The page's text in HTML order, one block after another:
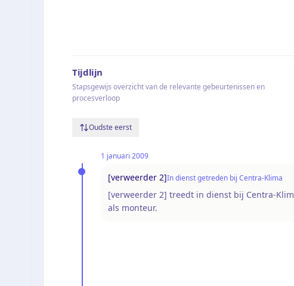
Tijdlijn
Stapsgewijs overzicht van de relevante gebeurtenissen en
procesverloop
Oudste eerst
1 januari 2009
[verweerder 2]In dienst getreden bij Centra-Klima
[verweerder 2] treedt in dienst bij Centra-
als monteur.